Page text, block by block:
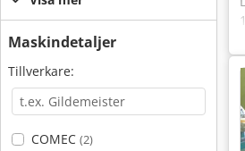
Maskindetaljer
Tillverkare:
COMEC (2)